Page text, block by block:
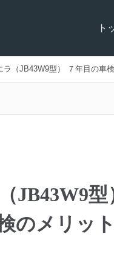
ト
ラ（JB43W9型） ７年目の車
JB43W9
のメリッ